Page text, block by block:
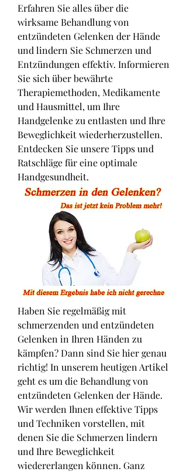
Erfahren Sie alles über die
wirksame Behandlung von
entzündeten Gelenken der Hände
und lindern Sie Schmerzen und
Entzündungen effektiv. Informieren
Sie sich über bewährte
Therapiemethoden, Medikamente
und Hausmittel, um Ihre
Handgelenke zu entlasten und Ihre
Beweglichkeit wiederherzustellen.
Entdecken Sie unsere Tipps und
Ratschläge für eine optimale
Handgesundheit.
Haben Sie regelmäßig mit
schmerzenden und entzündeten
Gelenken in Ihren Händen zu
kämpfen? Dann sind Sie hier genau
richtig! In unserem heutigen Artikel
geht es um die Behandlung von
entzündeten Gelenken der Hände.
Wir werden Ihnen effektive Tipps
und Techniken vorstellen, mit
denen Sie die Schmerzen lindern
und Ihre Beweglichkeit
wiedererlangen können. Ganz